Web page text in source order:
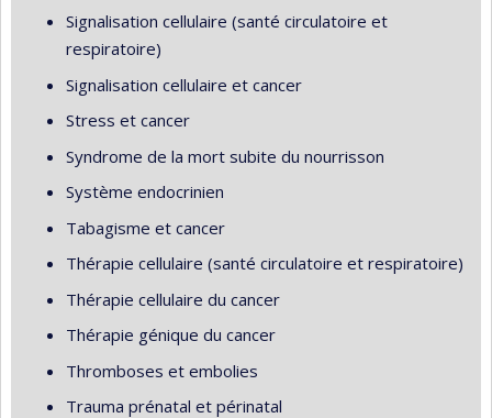
Signalisation cellulaire (santé circulatoire et
respiratoire)
Signalisation cellulaire et cancer
Stress et cancer
Syndrome de la mort subite du nourrisson
Système endocrinien
Tabagisme et cancer
Thérapie cellulaire (santé circulatoire et respiratoire)
Thérapie cellulaire du cancer
Thérapie génique du cancer
Thromboses et embolies
Trauma prénatal et périnatal